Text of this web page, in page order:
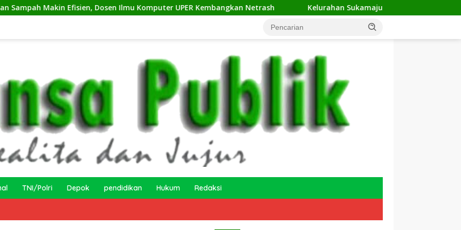
Dosen Ilmu Komputer UPER Kembangkan Netrash Kelurahan Sukamaju Gelar Jumat Bersih di RW 23, Warga
TNI/Polri Depok pendidikan Hukum Redaksi